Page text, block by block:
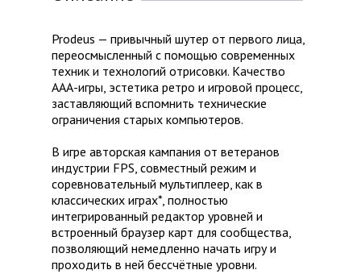
Prodeus — привычный шутер от первого лица,
переосмысленный с помощью современных
техник и технологий отрисовки. Качество
ААА-игры, эстетика ретро и игровой процесс,
заставляющий вспомнить технические
ограничения старых компьютеров.
В игре авторская кампания от ветеранов
индустрии FPS, совместный режим и
соревновательный мультиплеер, как в
классических играх*, полностью
интегрированный редактор уровней и
встроенный браузер карт для сообщества,
позволяющий немедленно начать игру и
проходить в ней бессчётные уровни.